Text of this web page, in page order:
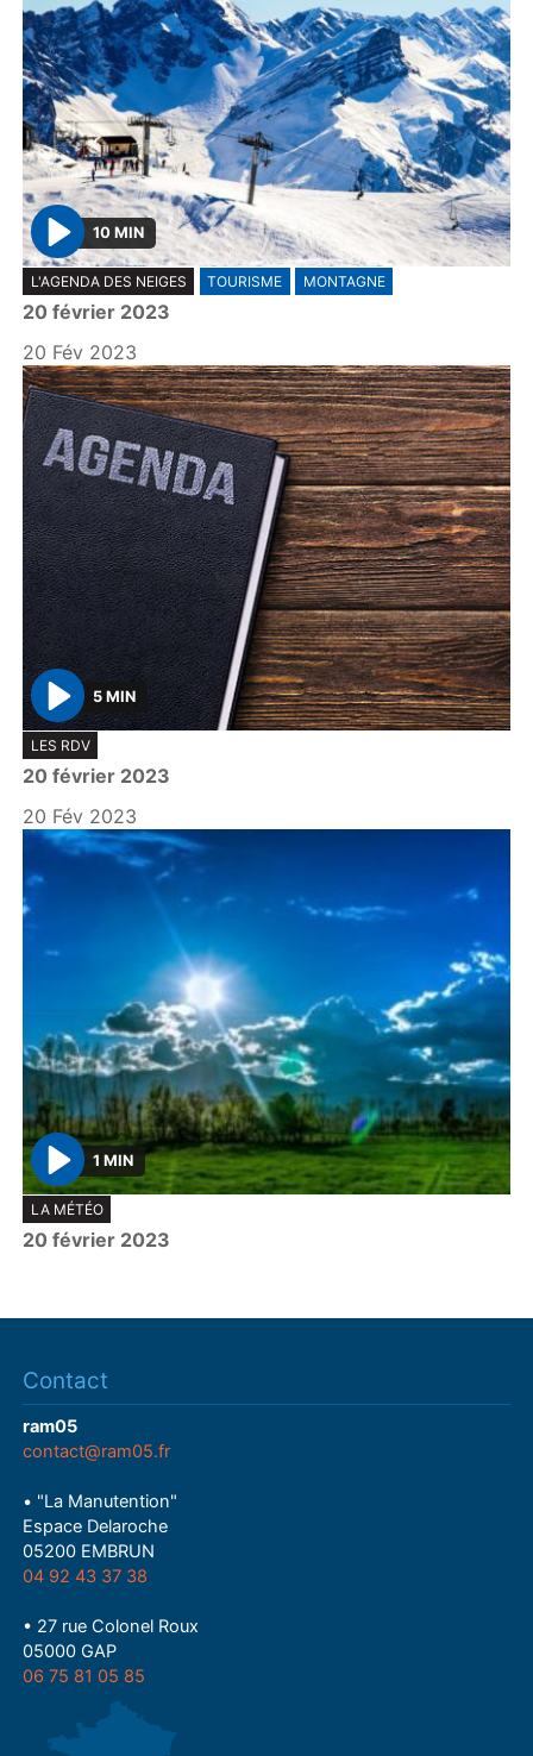
P
l
a
y
10 MIN
L'AGENDA DES NEIGES TOURISME MONTAGNE
20 février 2023
20 Fév 2023
P
l
a
y
5 MIN
LES RDV
20 février 2023
20 Fév 2023
P
l
a
1 MIN
LA MÉTÉO
20 février 2023
Contact
ram05
contact@ram05.fr
• "La Manutention"
Espace Delaroche
05200 EMBRUN
04 92 43 37 38
• 27 rue Colonel Roux
05000 GAP
06 75 81 05 85